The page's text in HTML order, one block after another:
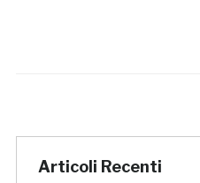
Articoli Recenti